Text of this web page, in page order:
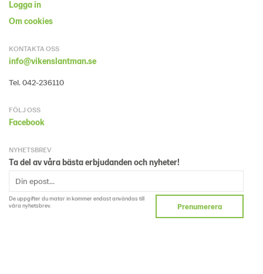
Logga in
Om cookies
KONTAKTA OSS
info@vikenslantman.se
Tel. 042-236110
FÖLJ OSS
Facebook
NYHETSBREV
Ta del av våra bästa erbjudanden och nyheter!
De uppgifter du matar in kommer endast användas till
våra nyhetsbrev.
Prenumerera